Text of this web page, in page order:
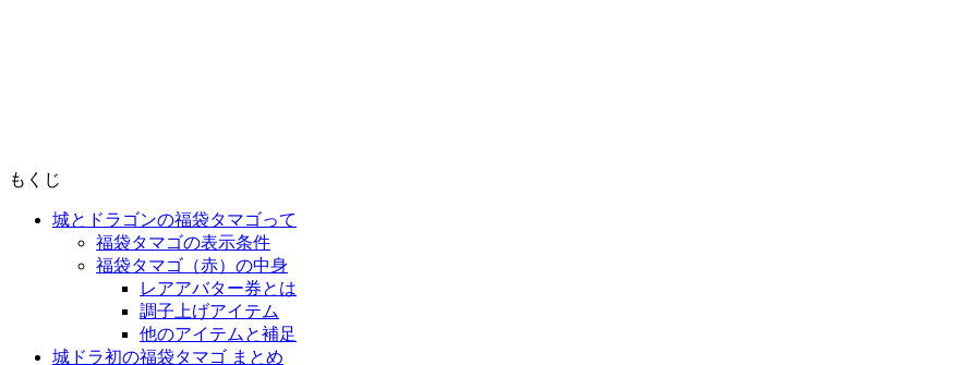
もくじ
城とドラゴンの福袋タマゴって
福袋タマゴの表示条件
福袋タマゴ（赤）の中身
レアアバター券とは
調子上げアイテム
他のアイテムと補足
城ドラ初の福袋タマゴ まとめ